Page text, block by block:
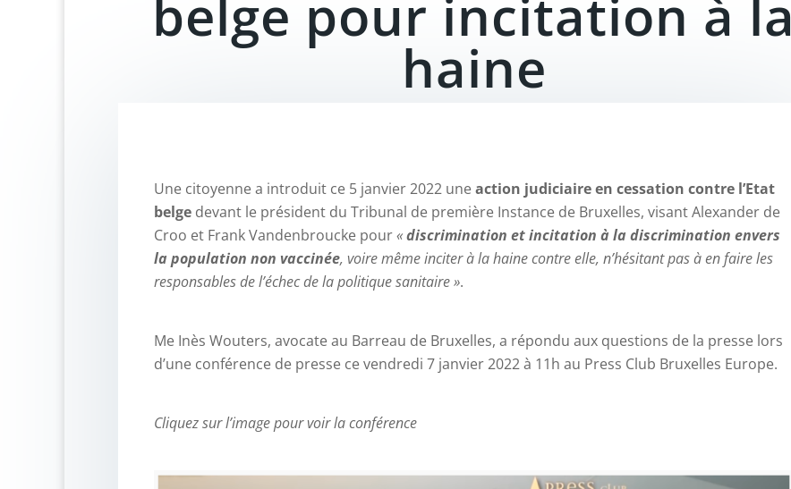
belge pour incitation à la
haine
Une citoyenne a introduit ce 5 janvier 2022 uneaction judiciaire en cessation contre l’Etat
belge devant le président du Tribunal de première Instance de Bruxelles, visant Alexander de
Croo et Frank Vandenbroucke pour«discrimination et incitation à la discrimination envers
la population non vaccinée, voire même inciter à la haine contre elle, n’hésitant pas à en faire les
responsables de l’échec de la politique sanitaire ».
Me Inès Wouters, avocate au Barreau de Bruxelles, a répondu aux questions de la presse lors
d’une conférence de presse ce vendredi 7 janvier 2022 à 11h au Press Club Bruxelles Europe.
Cliquez sur l’image pour voir la conférence